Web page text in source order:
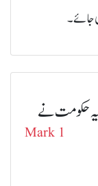
جائے۔
حکومت نے
Mark 1